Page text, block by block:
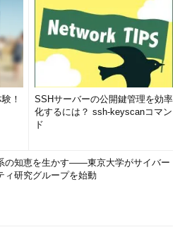
の背景があの色である限り、
リーンは“青”がいい
ョン105のユーザーエージェント
気になる
システム（WSL）の登場とPOSIXサ
い
バックしたWindows Serverのあのバ
能の末路は……
有効化パッケージ（EKB）」の秘密
がらも、静かに気配を消そうとして
！
SSHサーバーの公開鍵管理を効率
化するには？ ssh-keyscanコマン
ド
の知恵を生かす――東京大学がサイバー
ィ研究グループを始動